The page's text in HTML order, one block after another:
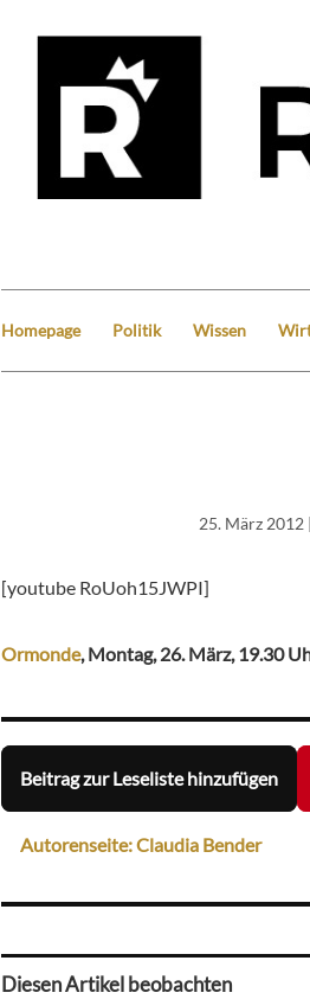
Homepage Politik Wissen
25. März 2012
[youtube RoUoh15JWPI]
Ormonde, Montag, 26. März, 19.30
Beitrag zur Leseliste hinzufügen
Autorenseite: Claudia Bender
Diesen Artikel beobachten